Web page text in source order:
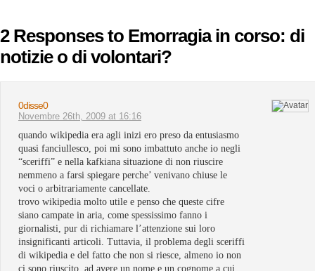
2 Responses to Emorragia in corso: di
notizie o di volontari?
0disse0
Novembre 26th, 2009 at 16:16
quando wikipedia era agli inizi ero preso da entusiasmo
quasi fanciullesco, poi mi sono imbattuto anche io negli
“sceriffi” e nella kafkiana situazione di non riuscire
nemmeno a farsi spiegare perche’ venivano chiuse le
voci o arbitrariamente cancellate.
trovo wikipedia molto utile e penso che queste cifre
siano campate in aria, come spessissimo fanno i
giornalisti, pur di richiamare l’attenzione sui loro
insignificanti articoli. Tuttavia, il problema degli sceriffi
di wikipedia e del fatto che non si riesce, almeno io non
ci sono riuscito, ad avere un nome e un cognome a cui